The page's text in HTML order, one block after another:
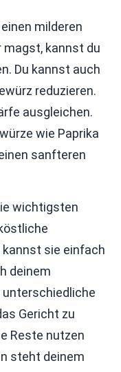
milderen
magst, kannst du
Du kannst auch
reduzieren.
ausgleichen.
wie Paprika
sanfteren
wichtigsten
kannst sie einfach
deinem
unterschiedliche
Gericht zu
Reste nutzen
steht deinem